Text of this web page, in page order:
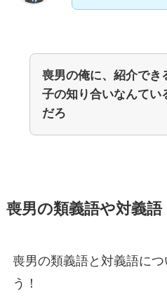
喪男の俺に、紹介でき
子の知り合いなんてい
だろ
喪男の類義語や対義語
喪男の類義語と対義語に
う！